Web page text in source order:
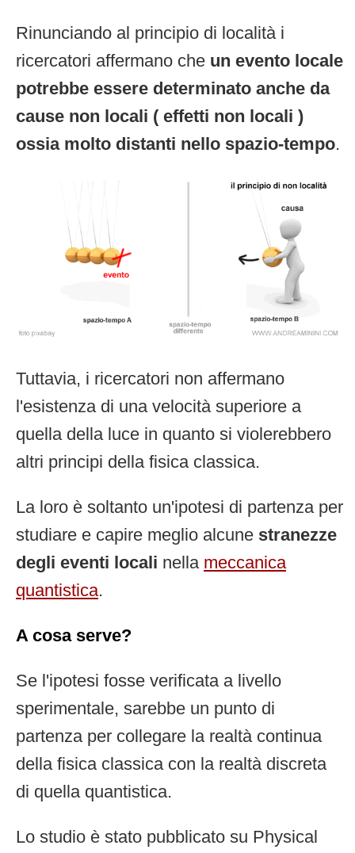
Rinunciando al principio di località i
ricercatori affermano che un evento locale
potrebbe essere determinato anche da
cause non locali ( effetti non locali )
ossia molto distanti nello spazio-tempo.
Tuttavia, i ricercatori non affermano
l'esistenza di una velocità superiore a
quella della luce in quanto si violerebbero
altri principi della fisica classica.
La loro è soltanto un'ipotesi di partenza per
studiare e capire meglio alcune stranezze
degli eventi locali nella meccanica
quantistica.
A cosa serve?
Se l'ipotesi fosse verificata a livello
sperimentale, sarebbe un punto di
partenza per collegare la realtà continua
della fisica classica con la realtà discreta
di quella quantistica.
Lo studio è stato pubblicato su Physical